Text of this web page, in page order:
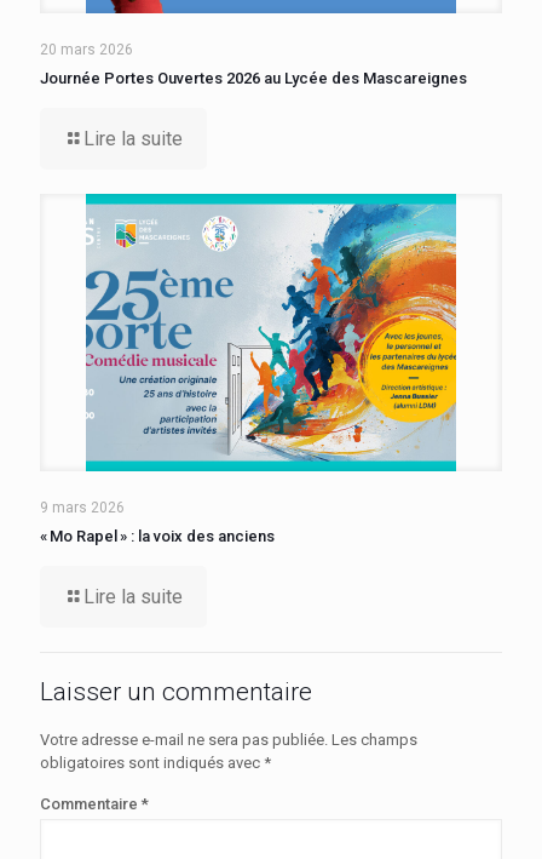
20 mars 2026
Journée Portes Ouvertes 2026 au Lycée des Mascareignes
Lire la suite
9 mars 2026
« Mo Rapel » : la voix des anciens
Lire la suite
Laisser un commentaire
Votre adresse e-mail ne sera pas publiée. Les champs
obligatoires sont indiqués avec *
Commentaire *